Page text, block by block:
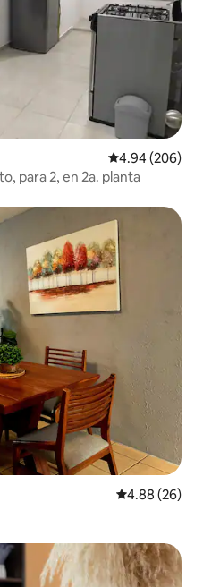
Calificación
4.94 (206)
para 2, en 2a. planta
Calificación
4.88 (26)